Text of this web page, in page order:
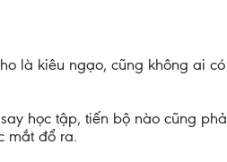
là kiêu ngạo, cũng không ai
học tập, tiến bộ nào cũng
mắt đổ ra.